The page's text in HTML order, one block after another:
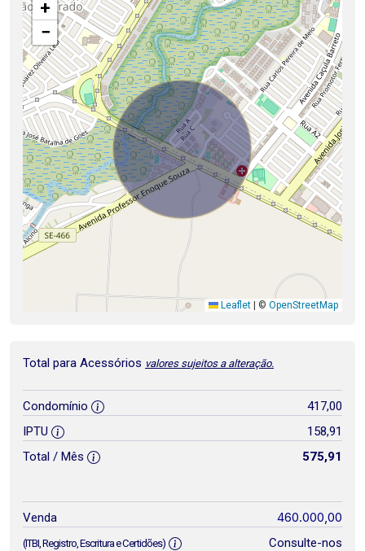
+
−
Leaflet © OpenStreetMap
Total para Acessórios valores sujeitos a alteração.
Condomínio
417,00
IPTU
158,91
Total / Mês
575,91
Venda 460.000,00
(ITBI, Registro, Escritura e Certidões)
Consulte-nos